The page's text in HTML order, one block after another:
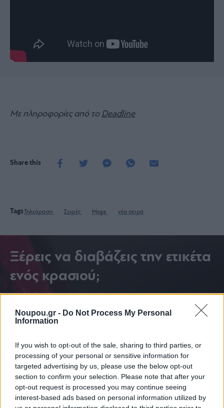
Noupou.gr - Do Not Process My Personal
Information
If you wish to opt-out of the sale, sharing to third parties, or
processing of your personal or sensitive information for
targeted advertising by us, please use the below opt-out
section to confirm your selection. Please note that after your
opt-out request is processed you may continue seeing
interest-based ads based on personal information utilized by
Με πληροφορίες από το Deadline
Share this
Tags Τηλεόραση Σειρές Mega νέα σειρά
Ξέρεις να διαβάζεις την ετικέτα
ενός κρασιού;